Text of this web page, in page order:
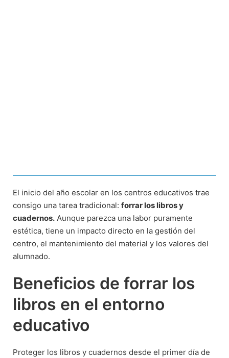
El inicio del año escolar en los centros educativos trae
consigo una tarea tradicional: forrar los libros y
cuadernos. Aunque parezca una labor puramente
estética, tiene un impacto directo en la gestión del
centro, el mantenimiento del material y los valores del
alumnado.
Beneficios de forrar los
libros en el entorno
educativo
Proteger los libros y cuadernos desde el primer día de